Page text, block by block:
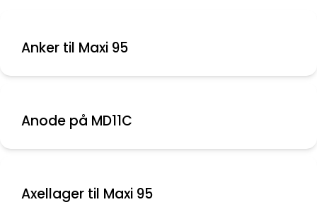
Anker til Maxi 95
Anode på MD11C
Axellager til Maxi 95